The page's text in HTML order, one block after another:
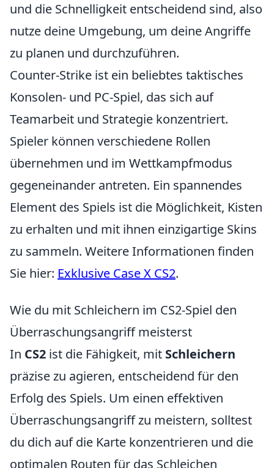
und die Schnelligkeit entscheidend sind, also
nutze deine Umgebung, um deine Angriffe
zu planen und durchzuführen.
Counter-Strike ist ein beliebtes taktisches
Konsolen- und PC-Spiel, das sich auf
Teamarbeit und Strategie konzentriert.
Spieler können verschiedene Rollen
übernehmen und im Wettkampfmodus
gegeneinander antreten. Ein spannendes
Element des Spiels ist die Möglichkeit, Kisten
zu erhalten und mit ihnen einzigartige Skins
zu sammeln. Weitere Informationen finden
Sie hier: Exklusive Case X CS2.
Wie du mit Schleichern im CS2-Spiel den
Überraschungsangriff meisterst
In CS2 ist die Fähigkeit, mit Schleichern
präzise zu agieren, entscheidend für den
Erfolg des Spiels. Um einen effektiven
Überraschungsangriff zu meistern, solltest
du dich auf die Karte konzentrieren und die
optimalen Routen für das Schleichen